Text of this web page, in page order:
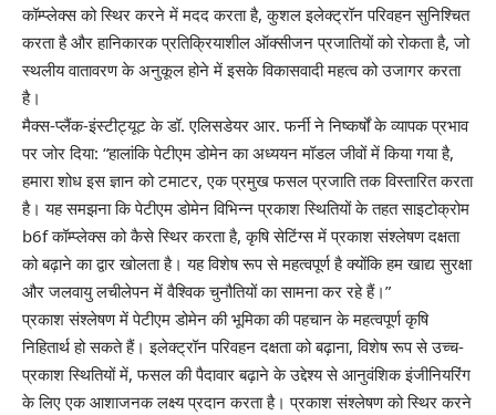
कॉम्प्लेक्स को स्थिर करने में मदद करता है, कुशल इलेक्ट्रॉन परिवहन सुनिश्चित
करता है और हानिकारक प्रतिक्रियाशील ऑक्सीजन प्रजातियों को रोकता है, जो
स्थलीय वातावरण के अनुकूल होने में इसके विकासवादी महत्व को उजागर करता
है।
मैक्स-प्लैंक-इंस्टीट्यूट के डॉ. एलिसडेयर आर. फर्नी ने निष्कर्षों के व्यापक प्रभाव
पर जोर दिया: “हालांकि पेटीएम डोमेन का अध्ययन मॉडल जीवों में किया गया है,
हमारा शोध इस ज्ञान को टमाटर, एक प्रमुख फसल प्रजाति तक विस्तारित करता
है। यह समझना कि पेटीएम डोमेन विभिन्न प्रकाश स्थितियों के तहत साइटोक्रोम
b6f कॉम्प्लेक्स को कैसे स्थिर करता है, कृषि सेटिंग्स में प्रकाश संश्लेषण दक्षता
को बढ़ाने का द्वार खोलता है। यह विशेष रूप से महत्वपूर्ण है क्योंकि हम खाद्य सुरक्षा
और जलवायु लचीलेपन में वैश्विक चुनौतियों का सामना कर रहे हैं।”
प्रकाश संश्लेषण में पेटीएम डोमेन की भूमिका की पहचान के महत्वपूर्ण कृषि
निहितार्थ हो सकते हैं। इलेक्ट्रॉन परिवहन दक्षता को बढ़ाना, विशेष रूप से उच्च-
प्रकाश स्थितियों में, फसल की पैदावार बढ़ाने के उद्देश्य से आनुवंशिक इंजीनियरिंग
के लिए एक आशाजनक लक्ष्य प्रदान करता है। प्रकाश संश्लेषण को स्थिर करने